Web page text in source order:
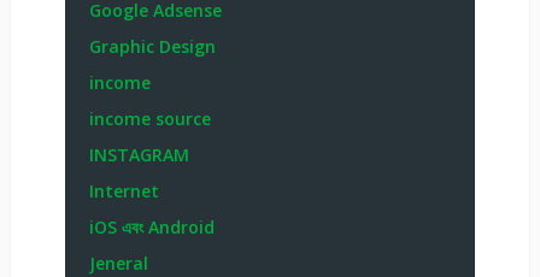
Google Adsense
Graphic Design
income
income source
INSTAGRAM
Internet
iOS এবং Android
Jeneral